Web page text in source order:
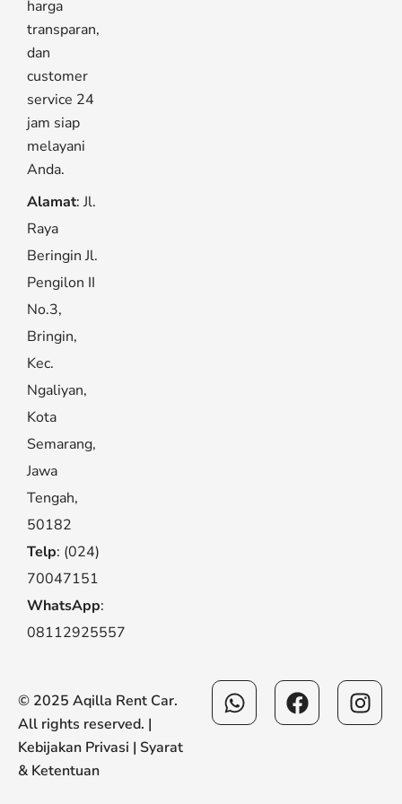
harga
transparan,
dan
customer
service 24
jam siap
melayani
Anda.
Alamat: Jl.
Raya
Beringin Jl.
Pengilon II
No.3,
Bringin,
Kec.
Ngaliyan,
Kota
Semarang,
Jawa
Tengah,
50182
Telp: (024)
70047151
WhatsApp:
08112925557
© 2025 Aqilla Rent Car.
All rights reserved. |
Kebijakan Privasi | Syarat
& Ketentuan
WhatsappFacebook